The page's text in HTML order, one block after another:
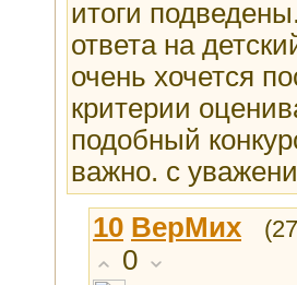
итоги
ответа на
очень хочется
критерии
подобный
важно. с
10 ВерМих
0